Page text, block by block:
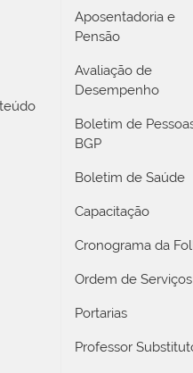
Aposentadoria e
Pensão
Avaliação de
Desempenho
Boletim de
BGP
Boletim de Saúde
Capacitação
Cronograma da
Ordem de Serviços
Portarias
Professor